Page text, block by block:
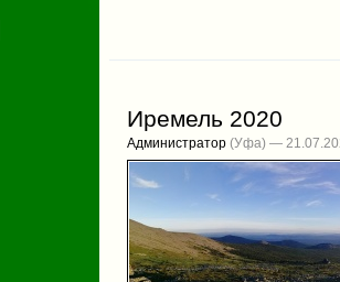
Иремель 2020
Администратор (Уфа) —